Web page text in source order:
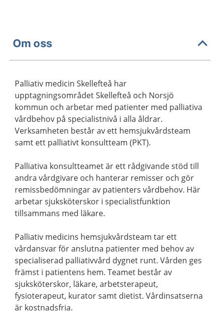
Om oss
Palliativ medicin Skellefteå har
upptagningsområdet Skellefteå och Norsjö
kommun och arbetar med patienter med palliativa
vårdbehov på specialistnivå i alla åldrar.
Verksamheten består av ett hemsjukvårdsteam
samt ett palliativt konsultteam (PKT).
Palliativa konsultteamet är ett rådgivande stöd till
andra vårdgivare och hanterar remisser och gör
remissbedömningar av patienters vårdbehov. Här
arbetar sjuksköterskor i specialistfunktion
tillsammans med läkare.
Palliativ medicins hemsjukvårdsteam tar ett
vårdansvar för anslutna patienter med behov av
specialiserad palliativvård dygnet runt. Vården ges
främst i patientens hem. Teamet består av
sjuksköterskor, läkare, arbetsterapeut,
fysioterapeut, kurator samt dietist. Vårdinsatserna
är kostnadsfria.